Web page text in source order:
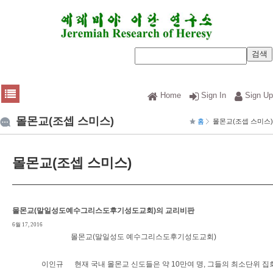
Home Sign In Sign Up
몰몬교(조셉 스미스) 홈 몰몬교(조셉 스미스)
몰몬교(조셉 스미스)
몰몬교(말일성도예수그리스도후기성도교회)의 교리비판
6월 17, 2016
몰몬교(말일성도 예수그리스도후기성도교회)
이인규 현재 국내 몰몬교 신도들은 약 10만여 명, 그들의 최소단위 집